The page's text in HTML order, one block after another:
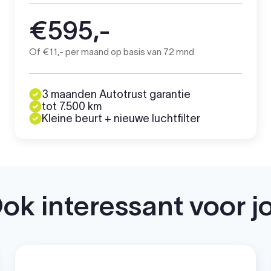
€595,-
Of €11,- per maand op basis van 72 mnd
3 maanden Autotrust garantie
tot 7.500 km
Kleine beurt + nieuwe luchtfilter
interessant voor